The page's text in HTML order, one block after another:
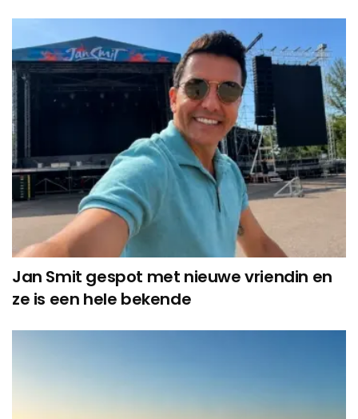
Jan Smit gespot met nieuwe vriendin en
ze is een hele bekende